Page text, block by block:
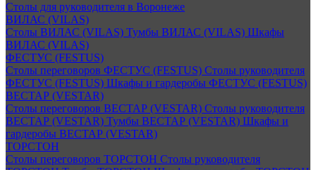
Столы для руководителя в Воронеже
ВИЛАС (VILAS)
Столы ВИЛАС (VILAS) Тумбы ВИЛАС (VILAS) Шкафы
ВИЛАС (VILAS)
ФЕСТУС (FESTUS)
Столы переговоров ФЕСТУС (FESTUS) Столы руководителя
ФЕСТУС (FESTUS) Шкафы и гардеробы ФЕСТУС (FESTUS)
ВЕСТАР (VESTAR)
Столы переговоров ВЕСТАР (VESTAR) Столы руководителя
ВЕСТАР (VESTAR) Тумбы ВЕСТАР (VESTAR) Шкафы и
гардеробы ВЕСТАР (VESTAR)
ТОРСТОН
Столы переговоров ТОРСТОН Столы руководителя